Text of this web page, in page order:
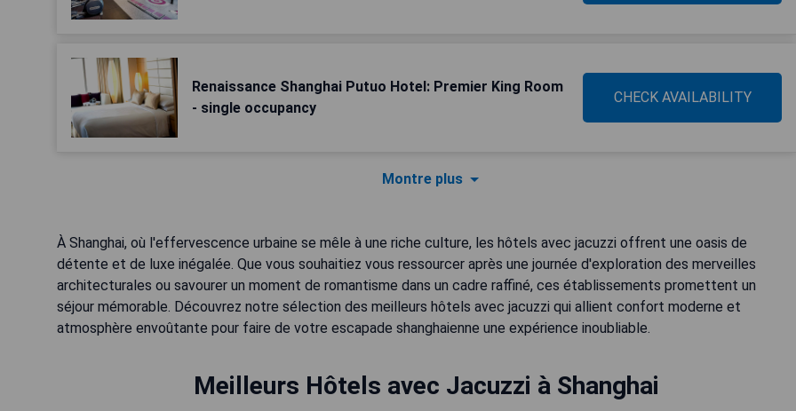
Renaissance Shanghai Putuo Hotel: Premier King Room
- single occupancy
CHECK AVAILABILITY
Montre plus
À Shanghai, où l'effervescence urbaine se mêle à une riche culture, les hôtels avec jacuzzi offrent une oasis de
détente et de luxe inégalée. Que vous souhaitiez vous ressourcer après une journée d'exploration des merveilles
architecturales ou savourer un moment de romantisme dans un cadre raffiné, ces établissements promettent un
séjour mémorable. Découvrez notre sélection des meilleurs hôtels avec jacuzzi qui allient confort moderne et
atmosphère envoûtante pour faire de votre escapade shanghaienne une expérience inoubliable.
Meilleurs Hôtels avec Jacuzzi à Shanghai